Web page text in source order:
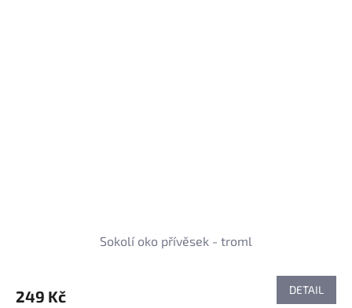
Sokolí oko přívěsek - troml
249 Kč DETAIL